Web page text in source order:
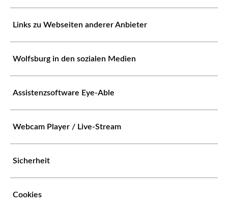
Links zu Webseiten anderer Anbieter
Wolfsburg in den sozialen Medien
Assistenzsoftware Eye-Able
Webcam Player / Live-Stream
Sicherheit
Cookies